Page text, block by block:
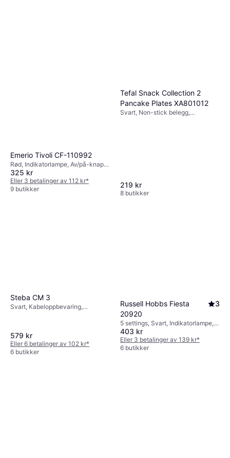
Emerio Tivoli CF-110992
Rød, Indikatorlampe, Av/på-knapp,
1.108kg
325 kr
Eller 3 betalinger av 112 kr*
9 butikker
Tefal Snack Collection 2
Pancake Plates XA801012
Svart, Non-stick belegg,
219 kr
8 butikker
Steba CM 3
Svart, Kabeloppbevaring,
Gummifot, Avtagbar plate, 2.3kg
579 kr
Eller 6 betalinger av 102 kr*
6 butikker
Russell Hobbs Fiesta
20920
3
5 settings, Svart, Indikatorlampe,
Non-stick belegg, Av/på-knapp,
Gummifot, Justerbar varme,
Oppvaskvennlig del, 1.5kg
403 kr
Eller 3 betalinger av 139 kr*
6 butikker